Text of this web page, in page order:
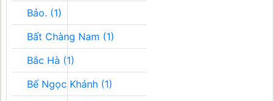
Bảo. (1)
Bất Chàng Nam (1)
Bắc Hà (1)
Bế Ngọc Khánh (1)